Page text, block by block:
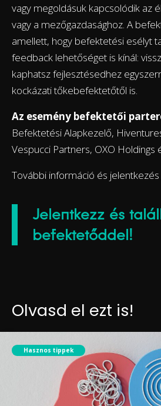
vagy megoldásuk kapcsolódik az
vagy a mezőgazdasághoz. A
amellett, hogy befektetési esélyt
feedback lehetőséget is kínál:
kaphatsz fejlesztésedhez
kockázati tőkebefektetőtől is.
Az esemény befektetői
Befektetési Alapkezelő,
Vespucci Partners, OXO Holdings
További információ és jelentkezés
Jelentkezz és
befektetőddel!
Olvasd el ezt is!
Hasznos tippek